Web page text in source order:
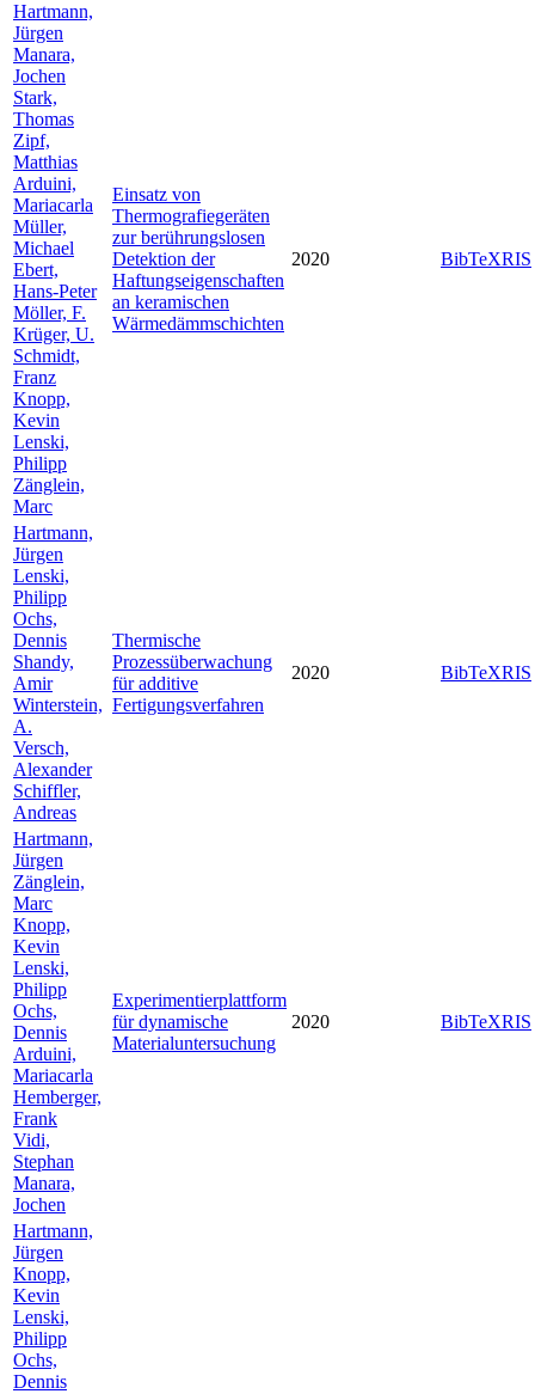
Hartmann,
Jürgen
Manara,
Jochen
Stark,
Thomas
Zipf,
Matthias
Arduini,
Mariacarla
Müller,
Michael
Ebert,
Hans-Peter
Möller, F.
Krüger, U.
Schmidt,
Franz
Knopp,
Kevin
Lenski,
Philipp
Zänglein,
Marc
Einsatz von
Thermografiegeräten
zur berührungslosen
Detektion der
Haftungseigenschaften
an keramischen
Wärmedämmschichten
2020 BibTeXRIS
Hartmann,
Jürgen
Lenski,
Philipp
Ochs,
Dennis
Shandy,
Amir
Winterstein,
A.
Versch,
Alexander
Schiffler,
Andreas
Thermische
Prozessüberwachung
für additive
Fertigungsverfahren
2020 BibTeXRIS
Hartmann,
Jürgen
Zänglein,
Marc
Knopp,
Kevin
Lenski,
Philipp
Ochs,
Dennis
Arduini,
Mariacarla
Hemberger,
Frank
Vidi,
Stephan
Manara,
Jochen
Experimentierplattform
für dynamische
Materialuntersuchung
2020 BibTeXRIS
Hartmann,
Jürgen
Knopp,
Kevin
Lenski,
Philipp
Ochs,
Dennis